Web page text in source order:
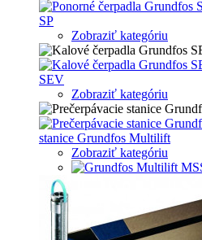
SP
Zobraziť kategóriu
SEV
Zobraziť kategóriu
stanice Grundfos Multilift
Zobraziť kategóriu